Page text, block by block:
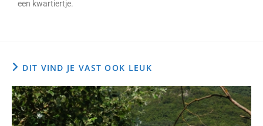
een kwartiertje.
DIT VIND JE VAST OOK LEUK